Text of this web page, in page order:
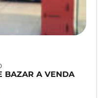
BAZAR A VENDA